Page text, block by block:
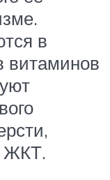
в
витаминов
ЖКТ.